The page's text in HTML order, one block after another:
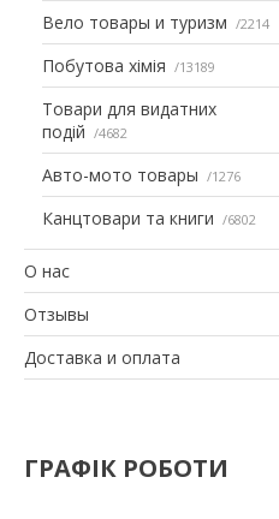
Вело товары и туризм 2214
Побутова хімія 13189
Товари для видатних
подій
4682
Авто-мото товары 1276
Канцтовари та книги 6802
О нас
Отзывы
Доставка и оплата
ГРАФІК РОБОТИ